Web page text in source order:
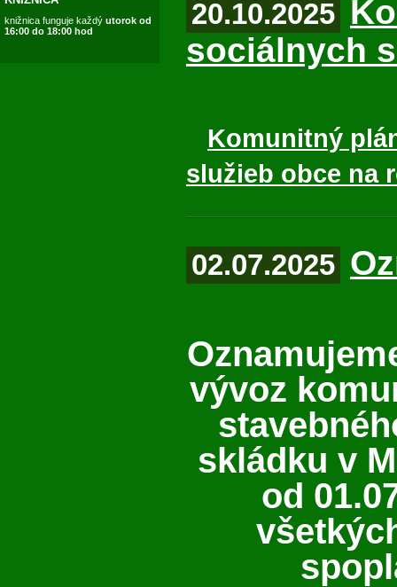
knižnica funguje každý utorok od
16:00 do 18:00 hod
20.10.2025
sociálnych
Komunitný
služieb obce na
02.07.2025
vývoz
skládku v
od